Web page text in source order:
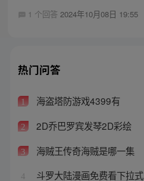
1 个回答 2024年10月08日 19:55
热门问答
1 海盗塔防游戏4399有
2 2D乔巴罗宾发琴2D彩绘
3 海贼王传奇海贼是哪一集
4 斗罗大陆漫画免费看下拉式